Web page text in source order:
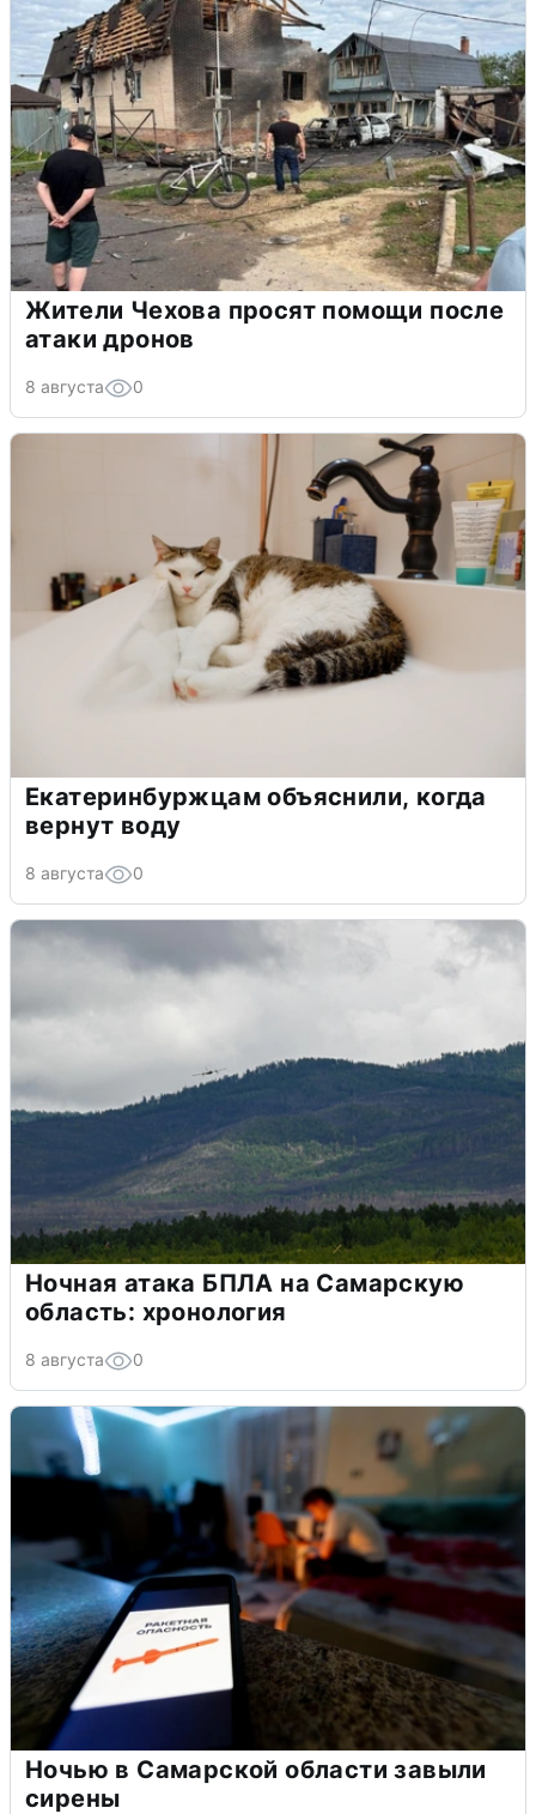
Жители Чехова просят помощи после
атаки дронов
8 августа 0
Екатеринбуржцам объяснили, когда
вернут воду
8 августа 0
Ночная атака БПЛА на Самарскую
область: хронология
8 августа 0
Ночью в Самарской области завыли
сирены